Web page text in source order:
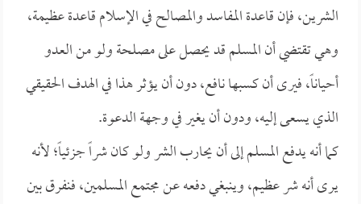
الشرين، فإن قاعدة المفاسد والمصالح في الإسلام قاعدة عظيمة،
وهي تقتضي أن المسلم قد يحصل على مصلحة ولو من العدو
أحياناً، فيرى أن كسبها نافع، دون أن يؤثر هذا في الهدف الحقيقي
الذي يسعى إليه، ودون أن يغير في وجهة الدعوة.
كما أنه يدفع المسلم إلى أن يحارب الشر ولو كان شراً جزئياً؛ لأنه
يرى أنه شر عظيم، وينبغي دفعه عن مجتمع المسلمين، فنفرق بين